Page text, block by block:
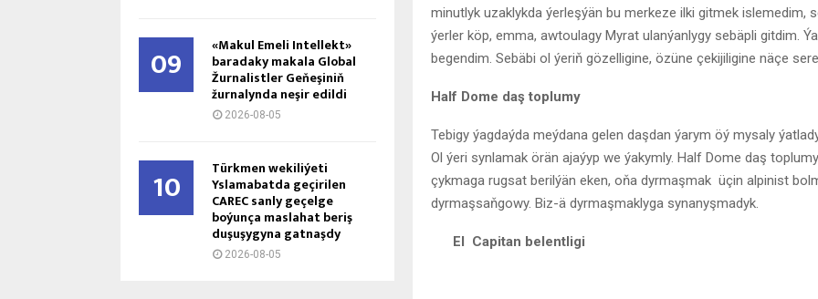
minutlyk uzaklykda ýerleşýän bu merkeze ilki gitmek islemedim,
ýerler köp, emma, awtoulagy Myrat ulanýanlygy sebäpli gitdim.
begendim. Sebäbi ol ýeriň gözelligine, özüne çekijiligine näçe
Half Dome daş toplumy
Tebigy ýagdaýda meýdana gelen daşdan ýarym öý mysaly
Ol ýeri synlamak örän ajaýyp we ýakymly. Half Dome daş
çykmaga rugsat berilýän eken, oňa dyrmaşmak üçin alpinist
dyrmaşsaňgowy. Biz-ä dyrmaşmaklyga synanyşmadyk.
El Capitan belentligi
09 «Makul Emeli Intellekt»
baradaky makala Global
Žurnalistler Geňeşiniň
žurnalynda neşir edildi
2026-08-05
10 Türkmen wekiliýeti
Yslamabatda geçirilen
CAREC sanly geçelge
boýunça maslahat beriş
duşuşygyna gatnaşdy
2026-08-05